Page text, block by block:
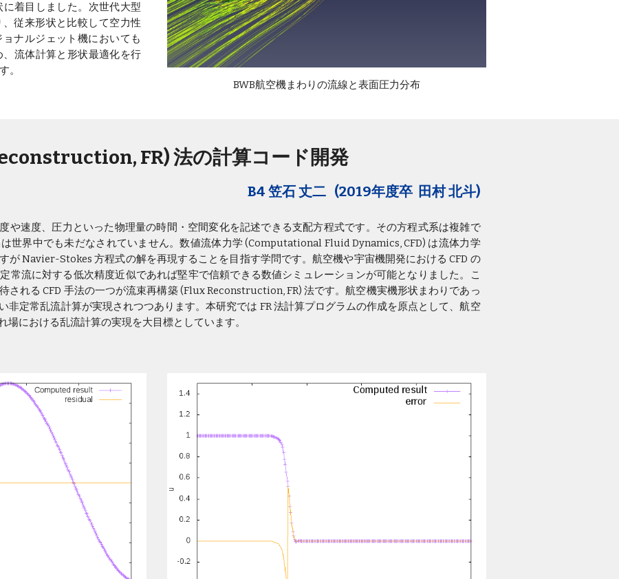
に着目しました。次世代大型
従来形状と比較して空力性
ナルジェット機においても
流体計算と形状最適化を行
。
BWB航空機まわりの流線と表面圧力分布
FR) 法の計算コード開発
B4 笠石 丈二 (2019年度卒 田村 北斗)
や速度、圧力といった物理量の時間・空間変化を記述できる支配方程式です。その方程式系は複雑で
世界中でも未だなされていません。数値流体力学 (Computational Fluid Dynamics, CFD) は流体力学
が Navier-Stokes 方程式の解を再現することを目指す学問です。航空機や宇宙機開発における CFD の
常流に対する低次精度近似であれば堅牢で信頼できる数値シミュレーションが可能となりました。こ
される CFD 手法の一つが流束再構築 (Flux Reconstruction, FR) 法です。航空機実機形状まわりであっ
非定常乱流計算が実現されつつあります。本研究では FR 法計算プログラムの作成を原点として、航空
における乱流計算の実現を大目標としています。